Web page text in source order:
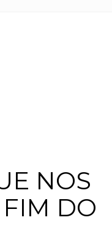
NOS
DO